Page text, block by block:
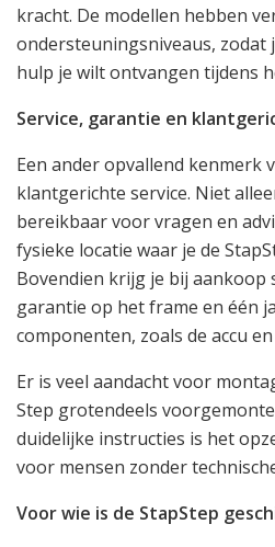
kracht. De modellen hebben
ondersteuningsniveaus, zodat
hulp je wilt ontvangen tijdens
Service, garantie en
Een ander opvallend kenmerk
klantgerichte service. Niet
bereikbaar voor vragen en
fysieke locatie waar je de
Bovendien krijg je bij aankoop
garantie op het frame en één
componenten, zoals de accu
Er is veel aandacht voor
Step grotendeels
duidelijke instructies is het
voor mensen zonder
Voor wie is de StapStep